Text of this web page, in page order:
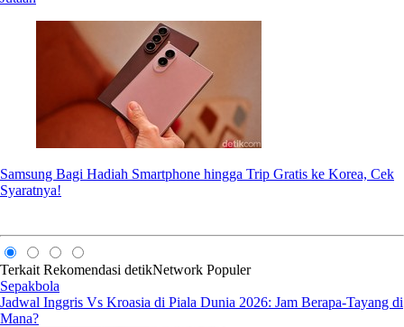
Samsung Bagi Hadiah Smartphone hingga Trip Gratis ke Korea, Cek
Syaratnya!
Terkait Rekomendasi detikNetwork Populer
Sepakbola
Jadwal Inggris Vs Kroasia di Piala Dunia 2026: Jam Berapa-Tayang di
Mana?